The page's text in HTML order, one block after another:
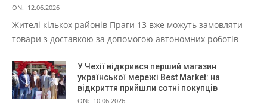
ON: 12.06.2026
Жителі кількох районів Праги 13 вже можуть замовляти
товари з доставкою за допомогою автономних роботів
У Чехії відкрився перший магазин
української мережі Best Market: на
відкриття прийшли сотні покупців
ON: 10.06.2026